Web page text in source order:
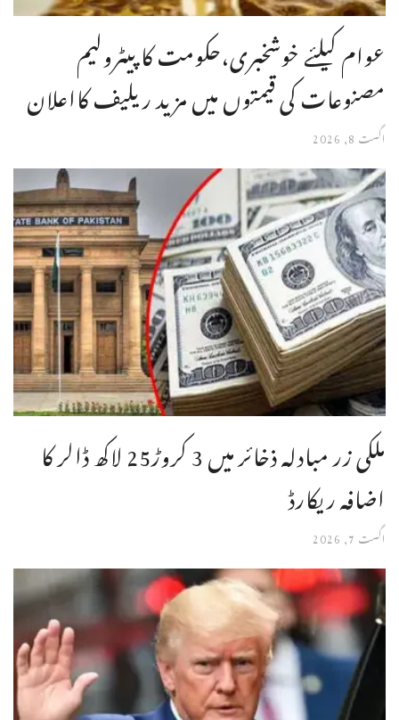
عوام کیلئے خوشخبری،حکومت کا پیٹرولیم
مصنوعات کی قیمتوں میں مزید ریلیف کااعلان
اگست 8, 2026
ملکی زر مبادلہ ذخائر میں 3 کروڑ25 لاکھ ڈالر کا
اضافہ ریکارڈ
اگست 7, 2026